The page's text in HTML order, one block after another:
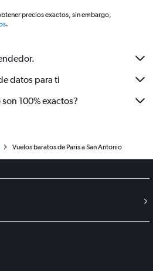
precios exactos, sin embargo,
.
datos para ti
100% exactos?
Vuelos baratos de París a San Antonio